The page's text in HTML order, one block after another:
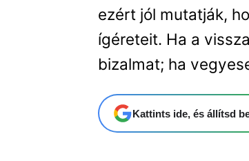
ezért jól mutatják,
ígéreteit. Ha a
bizalmat; ha
Kattints ide, és állítsd